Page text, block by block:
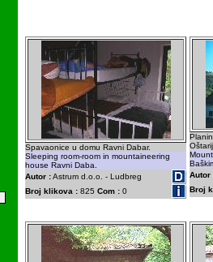
Spavaonice u domu Ravni Dabar.
Sleeping room-room in mountaineering
house Ravni Daba.
Autor :Astrum d.o.o. - Ludbreg
Broj klikova : 825 Com : 0
Autor
Broj